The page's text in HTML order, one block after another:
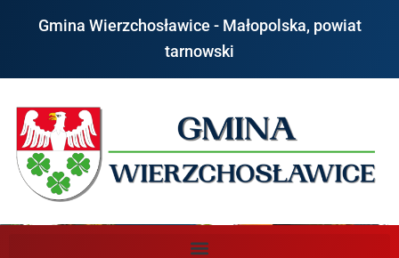
Gmina Wierzchosławice - Małopolska, powiat
tarnowski